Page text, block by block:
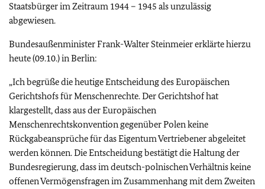
Staatsbürger im Zeitraum 1944 – 1945 als unzulässig
abgewiesen.
Bundesaußenminister Frank-Walter Steinmeier erklärte hierzu
heute (09.10.) in Berlin:
„Ich begrüße die heutige Entscheidung des Europäischen
Gerichtshofs für Menschenrechte. Der Gerichtshof hat
klargestellt, dass aus der Europäischen
Menschenrechtskonvention gegenüber Polen keine
Rückgabeansprüche für das Eigentum Vertriebener abgeleitet
werden können. Die Entscheidung bestätigt die Haltung der
Bundesregierung, dass im deutsch-polnischen Verhältnis keine
offenen Vermögensfragen im Zusammenhang mit dem Zweiten